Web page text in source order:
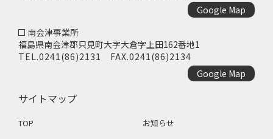
Google Map
南会津事業所
福島県南会津郡只見町大字大倉字上田162番地1
TEL.0241(86)2131 FAX.0241(86)2134
Google Map
サイトマップ
TOP
お知らせ